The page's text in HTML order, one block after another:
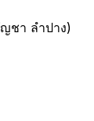
ชา ลำปาง)